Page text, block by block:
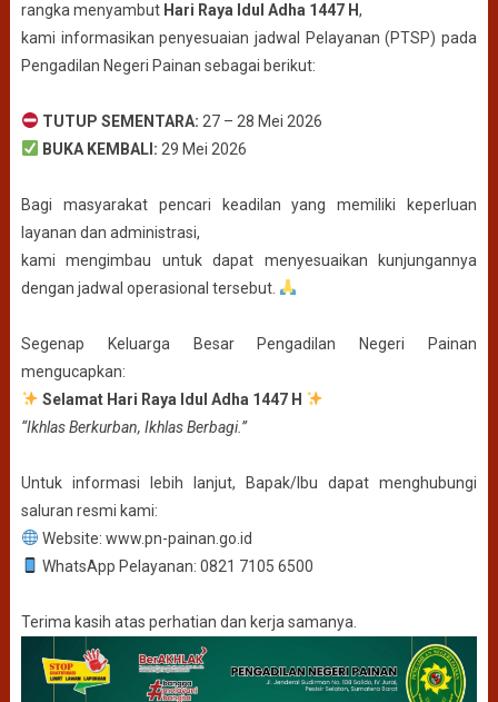
rangka menyambut Hari Raya Idul Adha 1447 H,
kami informasikan penyesuaian jadwal Pelayanan (PTSP) pada
Pengadilan Negeri Painan sebagai berikut:
TUTUP SEMENTARA: 27 – 28 Mei 2026
BUKA KEMBALI: 29 Mei 2026
Bagi masyarakat pencari keadilan yang memiliki keperluan
layanan dan administrasi,
kami mengimbau untuk dapat menyesuaikan kunjungannya
dengan jadwal operasional tersebut.
Segenap Keluarga Besar Pengadilan Negeri Painan
mengucapkan:
Selamat Hari Raya Idul Adha 1447 H
“Ikhlas Berkurban, Ikhlas Berbagi.”
Untuk informasi lebih lanjut, Bapak/Ibu dapat menghubungi
saluran resmi kami:
Website: www.pn-painan.go.id
WhatsApp Pelayanan: 0821 7105 6500
Terima kasih atas perhatian dan kerja samanya.